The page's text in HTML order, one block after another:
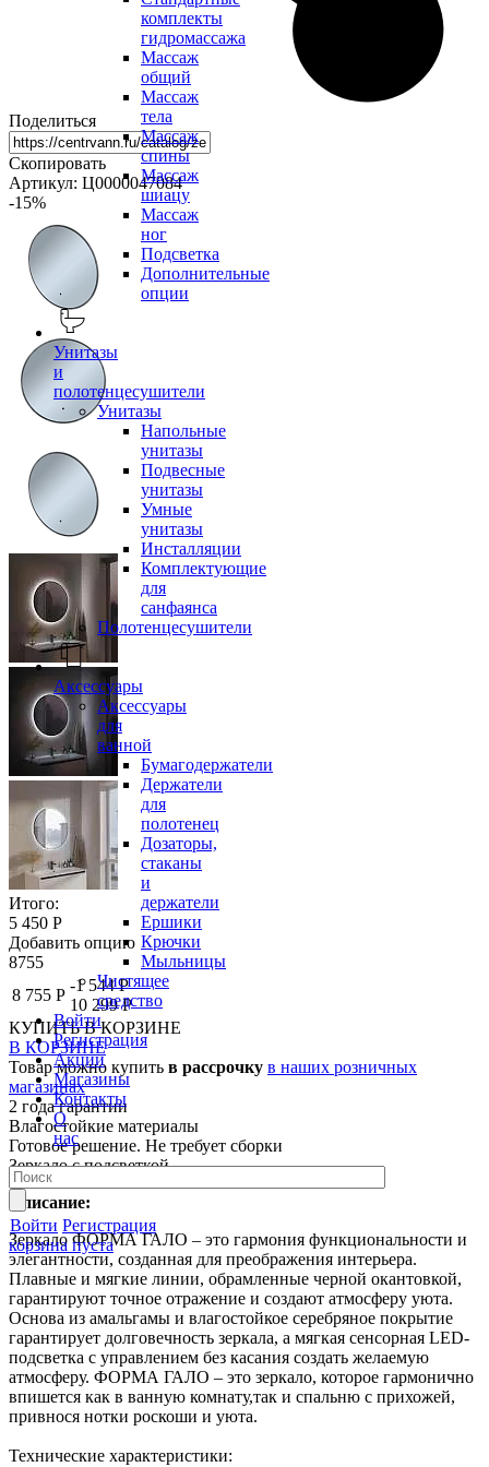
комплекты
гидромассажа
Массаж
общий
Массаж
тела
Массаж
спины
Массаж
шиацу
Массаж
ног
Подсветка
Дополнительные
опции
Унитазы
и
полотенцесушители
Унитазы
Напольные
унитазы
Подвесные
унитазы
Умные
унитазы
Инсталляции
Комплектующие
для
санфаянса
Полотенцесушители
Аксессуары
Аксессуары
для
ванной
Бумагодержатели
Держатели
для
полотенец
Дозаторы,
стаканы
и
держатели
Ершики
Крючки
Мыльницы
Чистящее
средство
Войти
Регистрация
Акции
Магазины
Контакты
О
нас
Войти Регистрация
корзина пуста
Поделиться
Скопировать
Артикул: Ц0000047084
-15%
Итого:
5 450 Р
Добавить опцию
8755
8 755 Р
-1 544 Р
10 299 Р
КУПИТЬ В КОРЗИНЕ
В КОРЗИНЕ
Товар можно купить в рассрочку в наших розничных
магазинах
2 года гарантии
Влагостойкие материалы
Готовое решение. Не требует сборки
Зеркало с подсветкой
Описание:
Зеркало ФОРМА ГАЛО – это гармония функциональности и
элегантности, созданная для преображения интерьера.
Плавные и мягкие линии, обрамленные черной окантовкой,
гарантируют точное отражение и создают атмосферу уюта.
Основа из амальгамы и влагостойкое серебряное покрытие
гарантирует долговечность зеркала, а мягкая сенсорная LED-
подсветка с управлением без касания создать желаемую
атмосферу. ФОРМА ГАЛО – это зеркало, которое гармонично
впишется как в ванную комнату,так и спальню с прихожей,
привнося нотки роскоши и уюта.
Технические характеристики: